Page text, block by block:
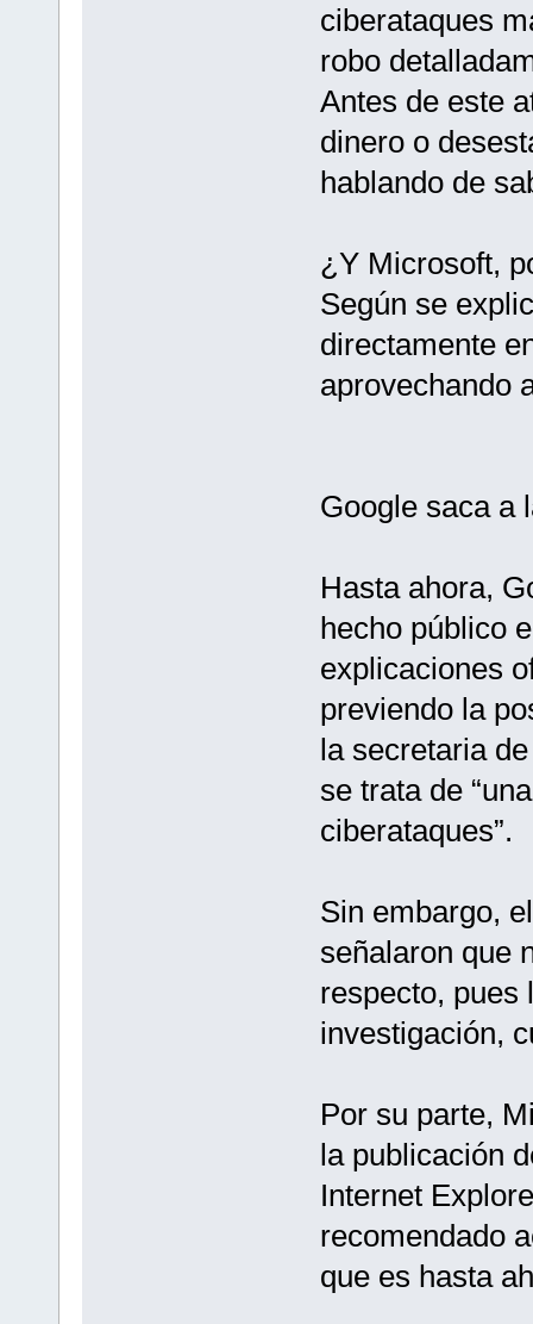
ciberataques
robo
Antes de este
dinero o
hablando de
¿Y Microsoft,
Según se
directamente
aprovechando
Google saca a
Hasta ahora,
hecho público
explicaciones
previendo la
la secretaria
se trata de
ciberataques”.
Sin embargo,
señalaron que
respecto, pues
investigación,
Por su parte,
la publicación
Internet
recomendado
que es hasta